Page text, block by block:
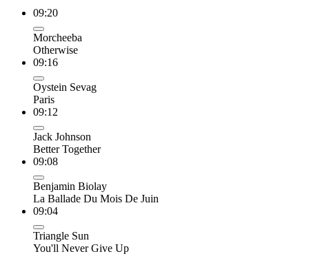
09:20
Morcheeba
Otherwise
09:16
Oystein Sevag
Paris
09:12
Jack Johnson
Better Together
09:08
Benjamin Biolay
La Ballade Du Mois De Juin
09:04
Triangle Sun
You'll Never Give Up